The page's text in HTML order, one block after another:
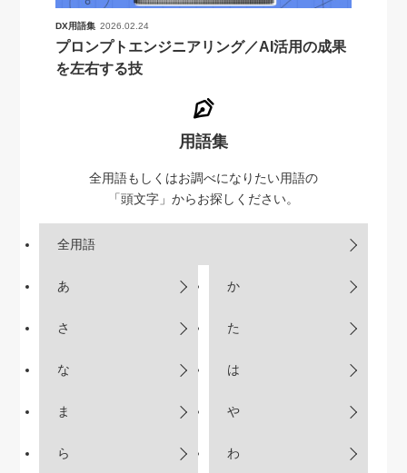
DX用語集 2026.02.24
プロンプトエンジニアリング／AI活用の成果
を左右する技
用語集
全用語もしくはお調べになりたい用語の
「頭文字」からお探しください。
全用語
あ か
さ た
な は
ま や
ら わ